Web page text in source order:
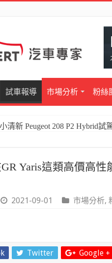
試車報導 市場分析 粉絲
清新 Peugeot 208 P2 Hybrid試
Yaris這類高價高
2021-09-01 市場分析,
Twitter Google +